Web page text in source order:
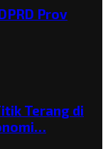
Prov
Terang di